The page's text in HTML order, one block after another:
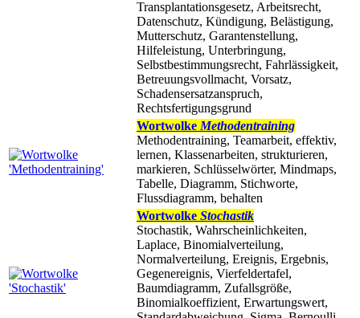
Transplantationsgesetz, Arbeitsrecht,
Datenschutz, Kündigung, Belästigung,
Mutterschutz, Garantenstellung,
Hilfeleistung, Unterbringung,
Selbstbestimmungsrecht, Fahrlässigkeit,
Betreuungsvollmacht, Vorsatz,
Schadensersatzanspruch,
Rechtsfertigungsgrund
Wortwolke Methodentraining
Methodentraining, Teamarbeit, effektiv,
lernen, Klassenarbeiten, strukturieren,
markieren, Schlüsselwörter, Mindmaps,
Tabelle, Diagramm, Stichworte,
Flussdiagramm, behalten
Wortwolke Stochastik
Stochastik, Wahrscheinlichkeiten,
Laplace, Binomialverteilung,
Normalverteilung, Ereignis, Ergebnis,
Gegenereignis, Vierfeldertafel,
Baumdiagramm, Zufallsgröße,
Binomialkoeffizient, Erwartungswert,